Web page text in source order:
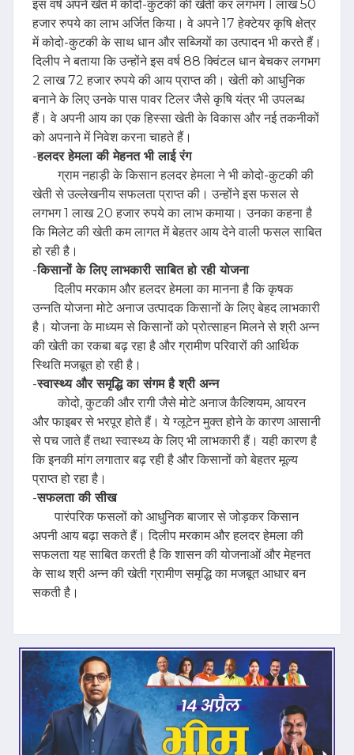
इस वर्ष अपने खेत में कोदो-कुटकी की खेती कर लगभग 1 लाख 50
हजार रुपये का लाभ अर्जित किया। वे अपने 17 हेक्टेयर कृषि क्षेत्र
में कोदो-कुटकी के साथ धान और सब्जियों का उत्पादन भी करते हैं।
दिलीप ने बताया कि उन्होंने इस वर्ष 88 क्विंटल धान बेचकर लगभग
2 लाख 72 हजार रुपये की आय प्राप्त की। खेती को आधुनिक
बनाने के लिए उनके पास पावर टिलर जैसे कृषि यंत्र भी उपलब्ध
हैं। वे अपनी आय का एक हिस्सा खेती के विकास और नई तकनीकों
को अपनाने में निवेश करना चाहते हैं।
-हलदर हेमला की मेहनत भी लाई रंग
ग्राम नहाड़ी के किसान हलदर हेमला ने भी कोदो-कुटकी की
खेती से उल्लेखनीय सफलता प्राप्त की। उन्होंने इस फसल से
लगभग 1 लाख 20 हजार रुपये का लाभ कमाया। उनका कहना है
कि मिलेट की खेती कम लागत में बेहतर आय देने वाली फसल साबित
हो रही है।
-किसानों के लिए लाभकारी साबित हो रही योजना
दिलीप मरकाम और हलदर हेमला का मानना है कि कृषक
उन्नति योजना मोटे अनाज उत्पादक किसानों के लिए बेहद लाभकारी
है। योजना के माध्यम से किसानों को प्रोत्साहन मिलने से श्री अन्न
की खेती का रकबा बढ़ रहा है और ग्रामीण परिवारों की आर्थिक
स्थिति मजबूत हो रही है।
-स्वास्थ्य और समृद्धि का संगम है श्री अन्न
कोदो, कुटकी और रागी जैसे मोटे अनाज कैल्शियम, आयरन
और फाइबर से भरपूर होते हैं। ये ग्लूटेन मुक्त होने के कारण आसानी
से पच जाते हैं तथा स्वास्थ्य के लिए भी लाभकारी हैं। यही कारण है
कि इनकी मांग लगातार बढ़ रही है और किसानों को बेहतर मूल्य
प्राप्त हो रहा है।
-सफलता की सीख
पारंपरिक फसलों को आधुनिक बाजार से जोड़कर किसान
अपनी आय बढ़ा सकते हैं। दिलीप मरकाम और हलदर हेमला की
सफलता यह साबित करती है कि शासन की योजनाओं और मेहनत
के साथ श्री अन्न की खेती ग्रामीण समृद्धि का मजबूत आधार बन
सकती है।